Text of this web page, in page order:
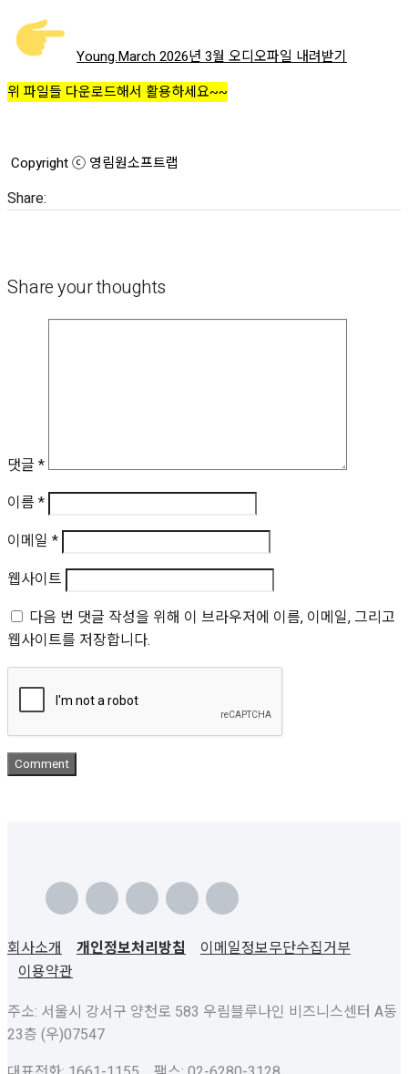
Young.March 2026년 3월 오디오파일 내려받기
위 파일들 다운로드해서 활용하세요~~
Copyright ⓒ 영림원소프트랩
Share:
Share your thoughts
댓글 *
이름 *
이메일 *
웹사이트
다음 번 댓글 작성을 위해 이 브라우저에 이름, 이메일, 그리고
웹사이트를 저장합니다.
회사소개 개인정보처리방침
이메일정보무단수집거부
이용약관
주소: 서울시 강서구 양천로 583 우림블루나인 비즈니스센터 A동
23층 (우)07547